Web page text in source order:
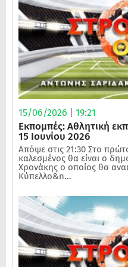
15/06/2026 | 19:21
Εκπομπές: Αθλητική
15 Ιουνίου 2026
Απόψε στις 21:30 Στο
καλεσμένος θα είναι ο
Χρονάκης ο οποίος θα
Κύπελλο&n...